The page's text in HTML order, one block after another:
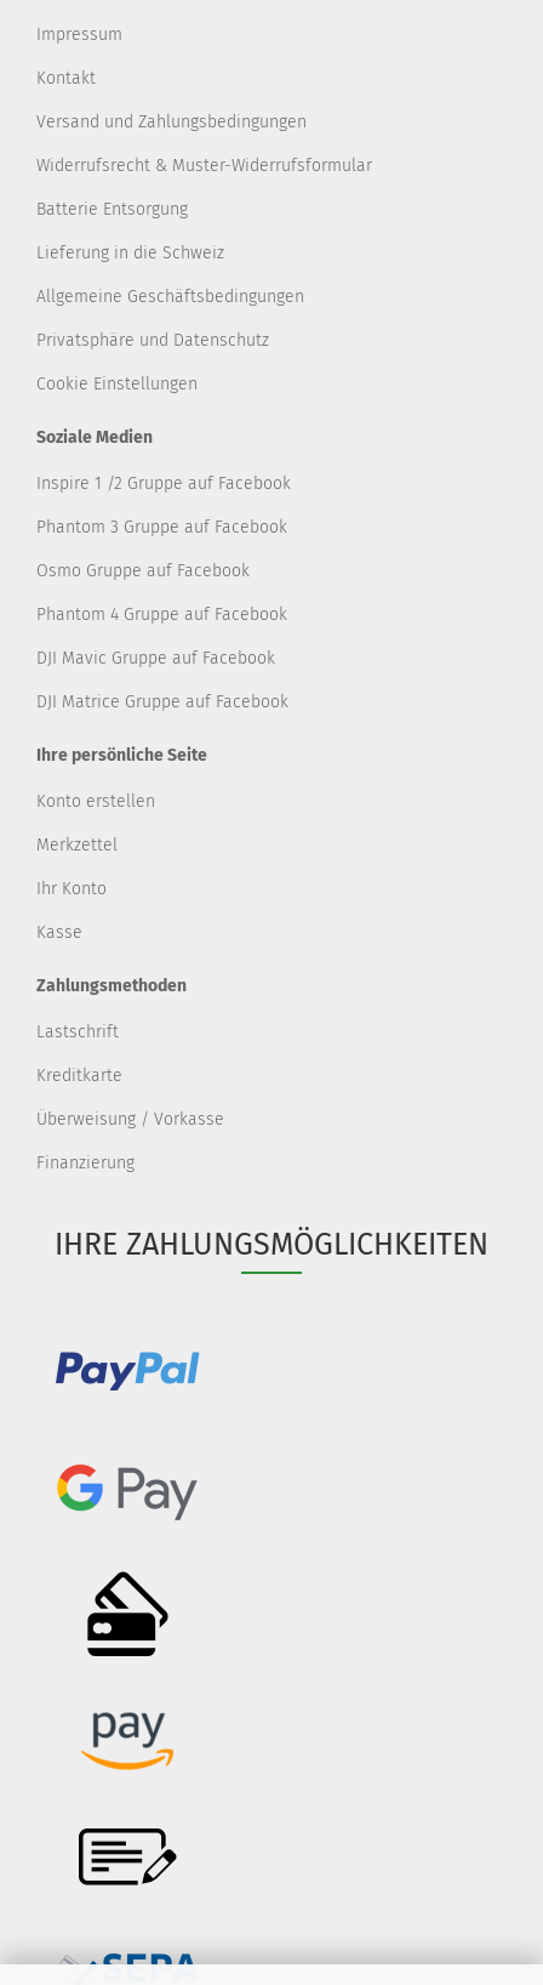
Impressum
Kontakt
Versand und Zahlungsbedingungen
Widerrufsrecht & Muster-Widerrufsformular
Batterie Entsorgung
Lieferung in die Schweiz
Allgemeine Geschäftsbedingungen
Privatsphäre und Datenschutz
Cookie Einstellungen
Soziale Medien
Inspire 1 /2 Gruppe auf Facebook
Phantom 3 Gruppe auf Facebook
Osmo Gruppe auf Facebook
Phantom 4 Gruppe auf Facebook
DJI Mavic Gruppe auf Facebook
DJI Matrice Gruppe auf Facebook
Ihre persönliche Seite
Konto erstellen
Merkzettel
Ihr Konto
Kasse
Zahlungsmethoden
Lastschrift
Kreditkarte
Überweisung / Vorkasse
Finanzierung
IHRE ZAHLUNGSMÖGLICHKEITEN